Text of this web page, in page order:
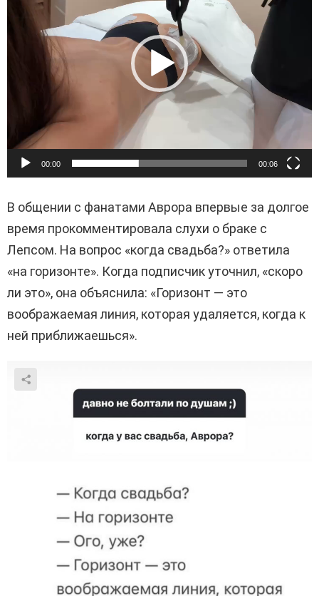
р
00:00 00:06
В общении с фанатами Аврора впервые за долгое
время прокомментировала слухи о браке с
Лепсом. На вопрос «когда свадьба?» ответила
«на горизонте». Когда подписчик уточнил, «скоро
ли это», она объяснила: «Горизонт — это
воображаемая линия, которая удаляется, когда к
ней приближаешься».